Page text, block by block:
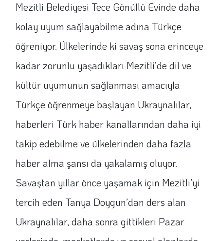
Mezitli Belediyesi Tece Gönüllü Evinde daha
kolay uyum sağlayabilme adına Türkçe
öğreniyor. Ülkelerinde ki savaş sona erinceye
kadar zorunlu yaşadıkları Mezitli’de dil ve
kültür uyumunun sağlanması amacıyla
Türkçe öğrenmeye başlayan Ukraynalılar,
haberleri Türk haber kanallarından daha iyi
takip edebilme ve ülkelerinden daha fazla
haber alma şansı da yakalamış oluyor.
Savaştan yıllar önce yaşamak için Mezitli’yi
tercih eden Tanya Doygun’dan ders alan
Ukraynalılar, daha sonra gittikleri Pazar